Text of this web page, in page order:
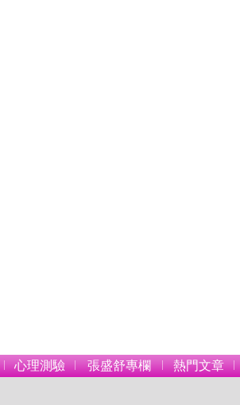
心理測驗 張盛舒專欄 熱門文章